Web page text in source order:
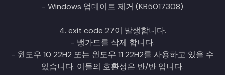
- Windows 업데이트 제거 (KB5017308)
4. exit code 27이 발생합니다.
- 뱅가드를 삭제 합니다.
- 윈도우 10 22H2 또는 윈도우 11 22H2를 사용하고 있을 수
있습니다. 이들의 호환성은 반/반 입니다.